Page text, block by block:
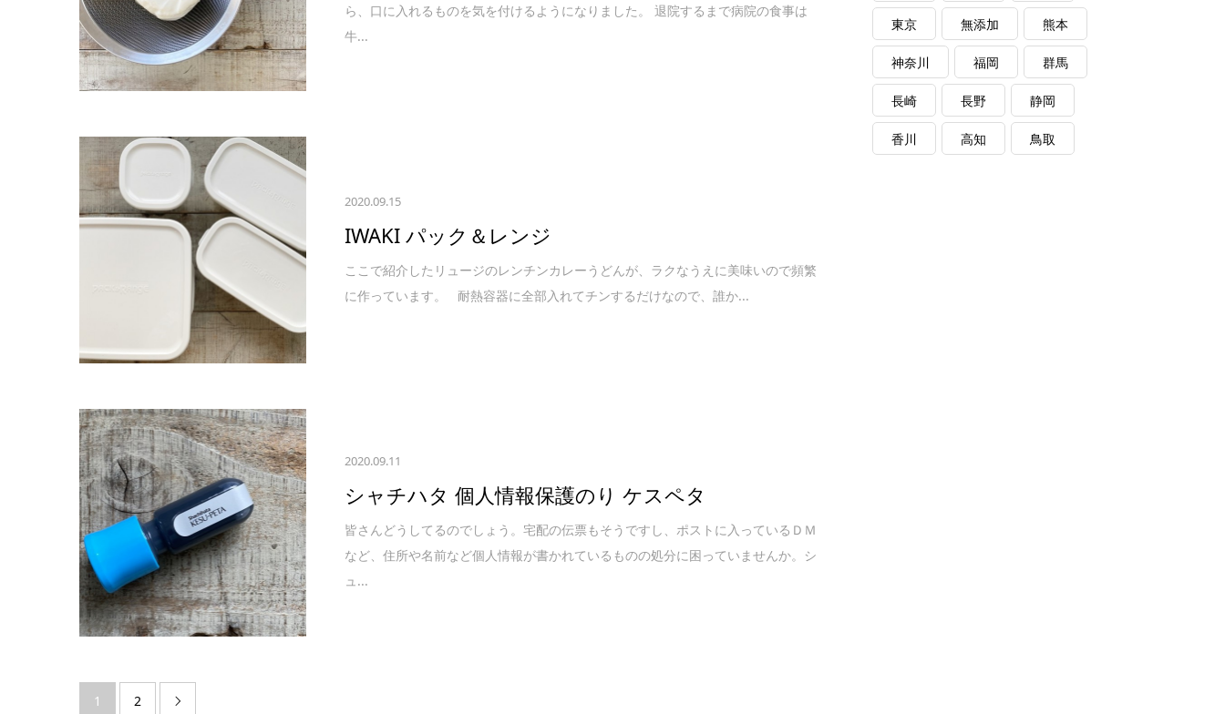
ら、口に入れるものを気を付けるようになりました。 退院するまで病院の食事は
牛...
2020.09.15
IWAKI パック＆レンジ
ここで紹介したリュージのレンチンカレーうどんが、ラクなうえに美味いので頻繁
に作っています。 耐熱容器に全部入れてチンするだけなので、誰か...
2020.09.11
シャチハタ 個人情報保護のり ケスペタ
皆さんどうしてるのでしょう。宅配の伝票もそうですし、ポストに入っているＤＭ
など、住所や名前など個人情報が書かれているものの処分に困っていませんか。シ
ュ...
1 2 
東京 無添加 熊本
神奈川 福岡 群馬
長崎 長野 静岡
香川 高知 鳥取